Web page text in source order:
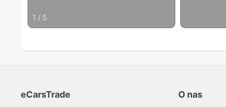
1 / 5
eCarsTrade O nas